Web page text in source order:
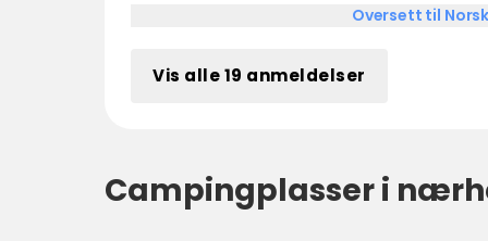
Oversett til Norsk
Vis alle 19 anmeldelser
Campingplasser i